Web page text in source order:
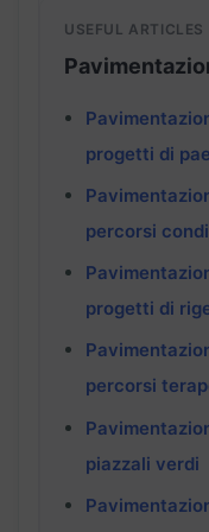
USEFUL ARTICLES
progetti di
percorsi
progetti di
percorsi
piazzali verdi